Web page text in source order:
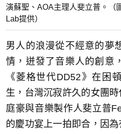
演蘇聖、AOA主理人斐立普。（
Lab提供）
男人的浪漫從不經意的夢
情，迸發了音樂人的創意
《菱格世代DD52》在困
生，台灣沉寂許久的女團
庭豪與音樂製作人斐立普
的慶功宴上一拍即合，因